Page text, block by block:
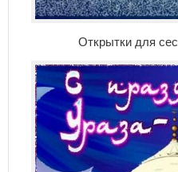
Открытки для